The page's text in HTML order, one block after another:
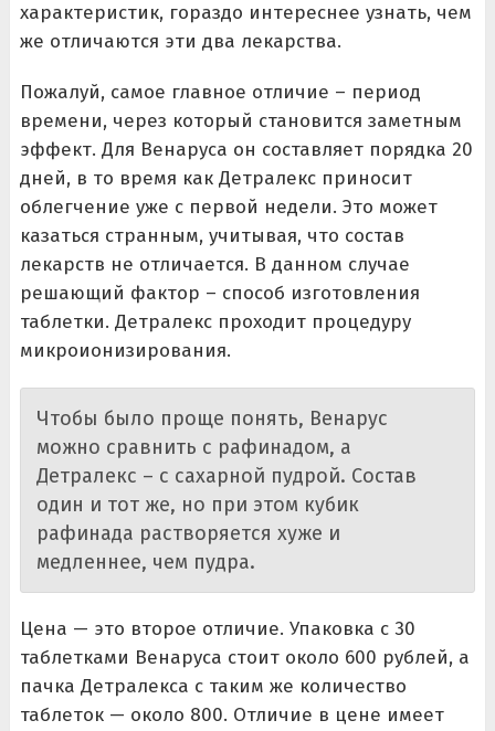
характеристик, гораздо интереснее узнать, чем
же отличаются эти два лекарства.
Пожалуй, самое главное отличие – период
времени, через который становится заметным
эффект. Для Венаруса он составляет порядка 20
дней, в то время как Детралекс приносит
облегчение уже с первой недели. Это может
казаться странным, учитывая, что состав
лекарств не отличается. В данном случае
решающий фактор – способ изготовления
таблетки. Детралекс проходит процедуру
микроионизирования.
Чтобы было проще понять, Венарус
можно сравнить с рафинадом, а
Детралекс – с сахарной пудрой. Состав
один и тот же, но при этом кубик
рафинада растворяется хуже и
медленнее, чем пудра.
Цена — это второе отличие. Упаковка с 30
таблетками Венаруса стоит около 600 рублей, а
пачка Детралекса с таким же количество
таблеток — около 800. Отличие в цене имеет